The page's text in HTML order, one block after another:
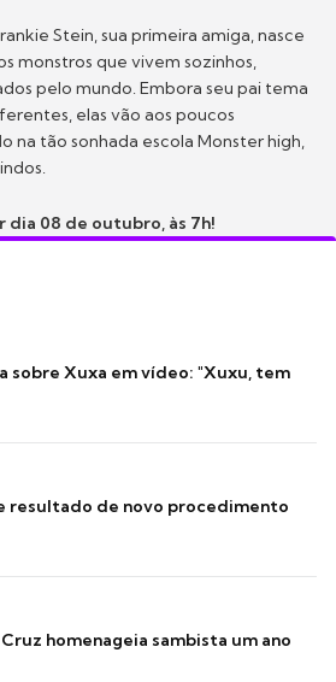
Stein, sua primeira amiga, nasce
monstros que vivem sozinhos,
pelo mundo. Embora seu pai tema
elas vão aos poucos
na tão sonhada escola Monster high,
dia 08 de outubro, às 7h!
sobre Xuxa em vídeo: "Xuxu, tem
resultado de novo procedimento
homenageia sambista um ano